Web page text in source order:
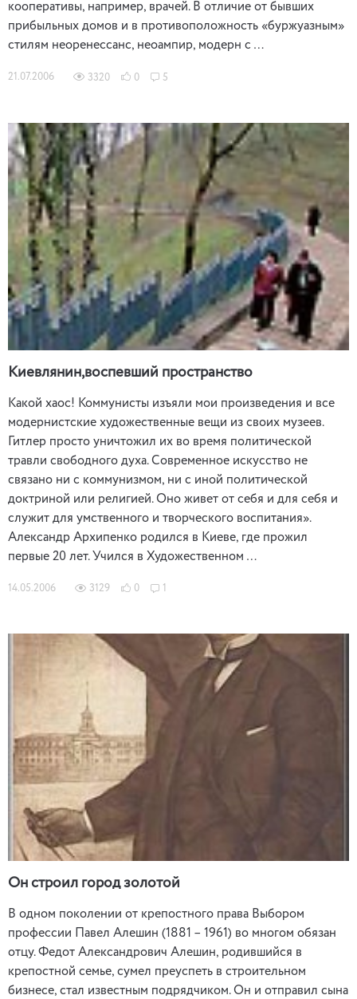
кооперативы, например, врачей. В отличие от бывших
прибыльных домов и в противоположность «буржуазным»
стилям неоренессанс, неоампир, модерн с …
21.07.2006 3320 0 5
Киевлянин,воспевший пространство
Какой хаос! Коммунисты изъяли мои произведения и все
модернистские художественные вещи из своих музеев.
Гитлер просто уничтожил их во время политической
травли свободного духа. Современное искусство не
связано ни с коммунизмом, ни с иной политической
доктриной или религией. Оно живет от себя и для себя и
служит для умственного и творческого воспитания».
Александр Архипенко родился в Киеве, где прожил
первые 20 лет. Учился в Художественном …
14.05.2006 3129 0
Он cтроил город золотой
В одном поколении от крепостного права Выбором
профессии Павел Алешин (1881 – 1961) во многом обязан
отцу. Федот Александрович Алешин, родившийся в
крепостной семье, сумел преуспеть в строительном
бизнесе, стал известным подрядчиком. Он и отправил сына